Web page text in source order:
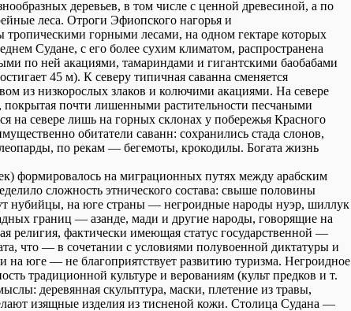
деревьев, в том числе с ценной древесиной, а по
леса. Отроги Эфиопского нагорья и
тропическими горными лесами, на одном гектаре которых
Судане, с его более сухим климатом, распространена
по ней акациями, тамариндами и гигантскими баобабами
45 м). К северу типичная саванна сменяется
из низкорослых злаков и колючими акациями. На севере
покрытая почти лишенными растительности песчаными
на севере лишь на горных склонах у побережья Красного
обитатели саванн: сохранились стада слонов,
по рекам — бегемоты, крокодилы. Богата жизнь
формировалось на миграционных путях между арабским
сложность этнического состава: свыше половины
нубийцы, на юге страны — негроидные народы нуэр, шиллук
границ — азанде, мади и другие народы, говорящие на
религия, фактически имеющая статус государственной —
что — в сочетании с условиями полувоенной диктатуры и
юге — не благоприятствует развитию туризма. Негроидное
традиционной культуре и верованиям (культ предков и т.
деревянная скульптура, маски, плетение из травы,
изящные изделия из тисненой кожи. Столица Судана —